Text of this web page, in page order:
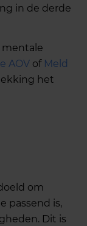
in de derde
mentale
AOV of Meld
het
om
passend is,
Dit is